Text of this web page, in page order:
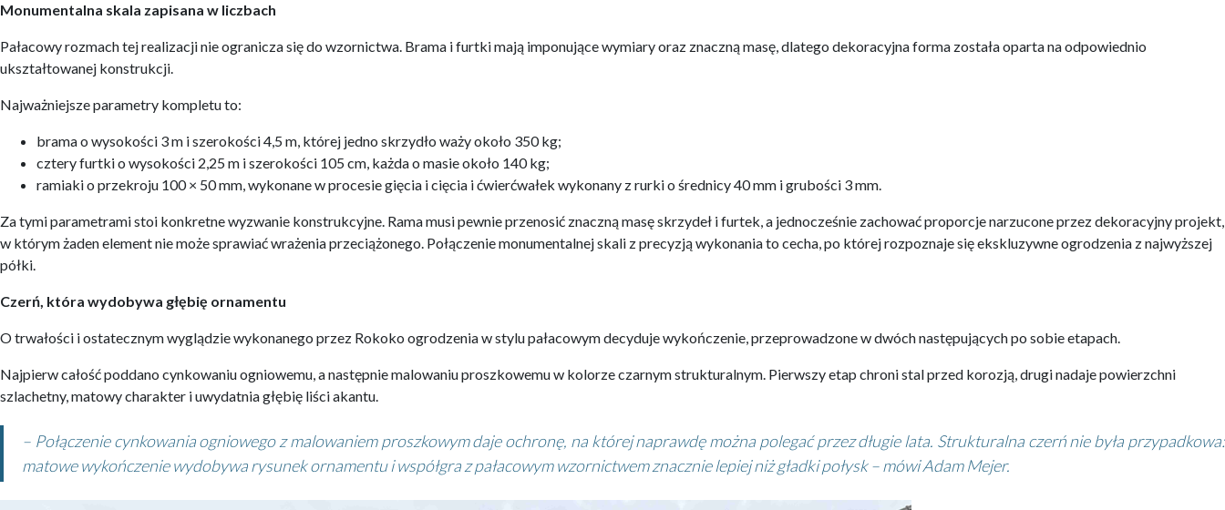
Monumentalna skala zapisana w liczbach
Pałacowy rozmach tej realizacji nie ogranicza się do wzornictwa. Brama i furtki mają imponujące wymiary oraz znaczną masę, dlatego dekoracyjna forma została oparta na odpowiednio
ukształtowanej konstrukcji.
Najważniejsze parametry kompletu to:
brama o wysokości 3 m i szerokości 4,5 m, której jedno skrzydło waży około 350 kg;
cztery furtki o wysokości 2,25 m i szerokości 105 cm, każda o masie około 140 kg;
ramiaki o przekroju 100 × 50 mm, wykonane w procesie gięcia i cięcia i ćwierćwałek wykonany z rurki o średnicy 40 mm i grubości 3 mm.
Za tymi parametrami stoi konkretne wyzwanie konstrukcyjne. Rama musi pewnie przenosić znaczną masę skrzydeł i furtek, a jednocześnie zachować proporcje narzucone przez dekoracyjny projekt,
w którym żaden element nie może sprawiać wrażenia przeciążonego. Połączenie monumentalnej skali z precyzją wykonania to cecha, po której rozpoznaje się ekskluzywne ogrodzenia z najwyższej
półki.
Czerń, która wydobywa głębię ornamentu
O trwałości i ostatecznym wyglądzie wykonanego przez Rokoko ogrodzenia w stylu pałacowym decyduje wykończenie, przeprowadzone w dwóch następujących po sobie etapach.
Najpierw całość poddano cynkowaniu ogniowemu, a następnie malowaniu proszkowemu w kolorze czarnym strukturalnym. Pierwszy etap chroni stal przed korozją, drugi nadaje powierzchni
szlachetny, matowy charakter i uwydatnia głębię liści akantu.
– Połączenie cynkowania ogniowego z malowaniem proszkowym daje ochronę, na której naprawdę można polegać przez długie lata. Strukturalna czerń nie była przypadkowa:
matowe wykończenie wydobywa rysunek ornamentu i współgra z pałacowym wzornictwem znacznie lepiej niż gładki połysk – mówi Adam Mejer.